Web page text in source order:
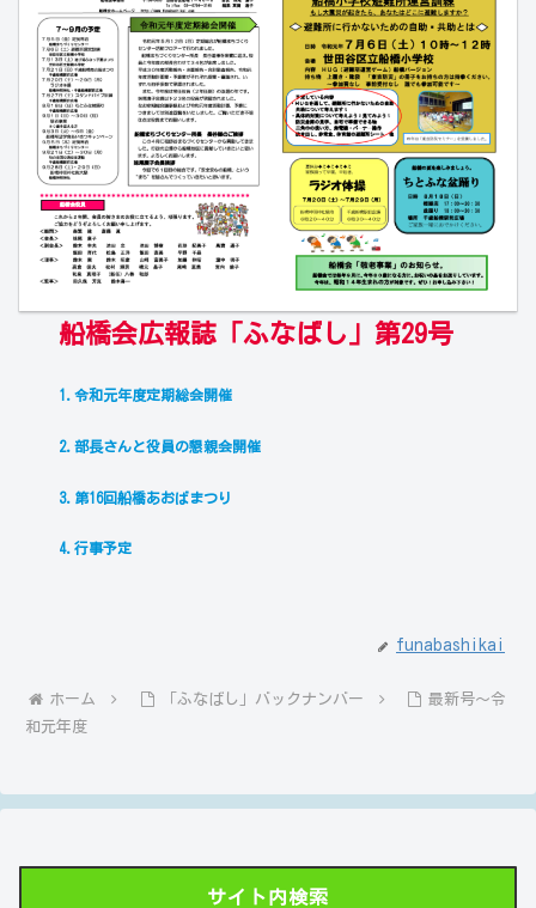
船橋会広報誌「ふなばし」第29号
1.令和元年度定期総会開催
2.部長さんと役員の懇親会開催
3.第16回船橋あおばまつり
4.行事予定
funabashikai
ホーム 「ふなばし」バックナンバー
最新号～令
和元年度
サイト内検索